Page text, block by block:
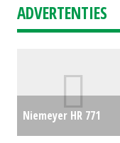
ADVERTENTIES
Niemeyer HR 771